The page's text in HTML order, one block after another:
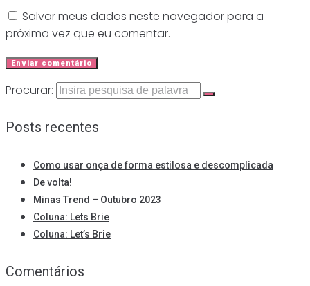
Salvar meus dados neste navegador para a
próxima vez que eu comentar.
Procurar:
Posts recentes
Como usar onça de forma estilosa e descomplicada
De volta!
Minas Trend – Outubro 2023
Coluna: Lets Brie
Coluna: Let’s Brie
Comentários